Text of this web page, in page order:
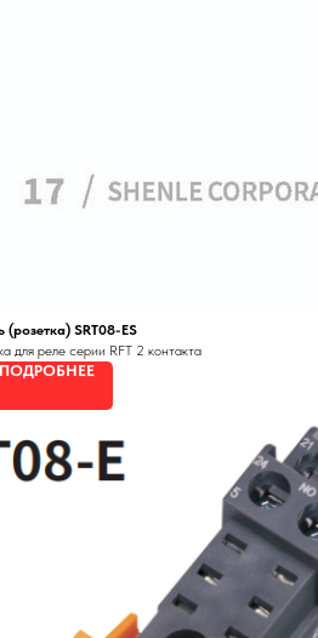
(розетка) SRT08-ES
для реле серии RFT 2 контакта
ПОДРОБНЕЕ